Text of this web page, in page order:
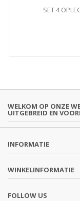
SET 4
WELKOM OP ONZE
UITGEBREID EN
INFORMATIE
WINKELINFORMATIE
FOLLOW US